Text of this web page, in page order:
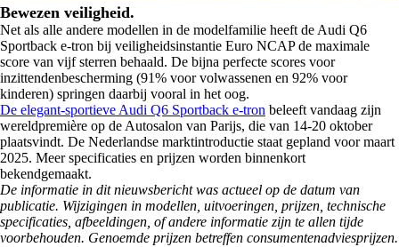
Bewezen veiligheid.
Net als alle andere modellen in de modelfamilie heeft de Audi Q6
Sportback e-tron bij veiligheidsinstantie Euro NCAP de maximale
score van vijf sterren behaald. De bijna perfecte scores voor
inzittendenbescherming (91% voor volwassenen en 92% voor
kinderen) springen daarbij vooral in het oog.
De elegant-sportieve Audi Q6 Sportback e-tron beleeft vandaag zijn
wereldpremière op de Autosalon van Parijs, die van 14-20 oktober
plaatsvindt. De Nederlandse marktintroductie staat gepland voor maart
2025. Meer specificaties en prijzen worden binnenkort
bekendgemaakt.
De informatie in dit nieuwsbericht was actueel op de datum van
publicatie. Wijzigingen in modellen, uitvoeringen, prijzen, technische
specificaties, afbeeldingen, of andere informatie zijn te allen tijde
voorbehouden. Genoemde prijzen betreffen consumentenadviesprijzen.